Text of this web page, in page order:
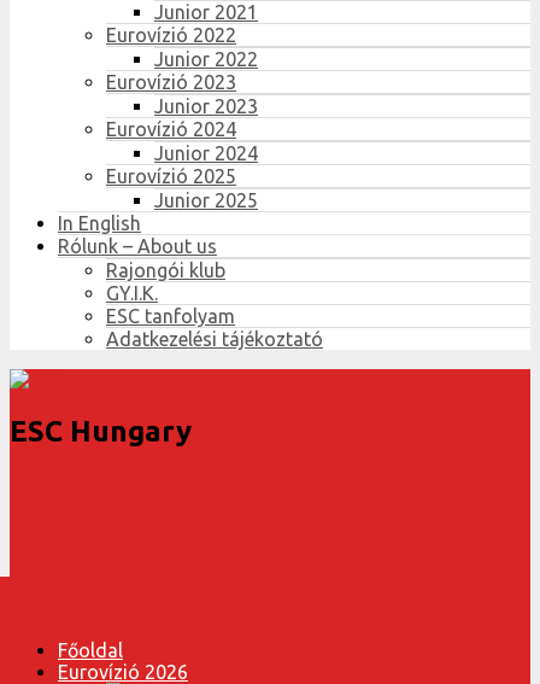
Junior 2021
Eurovízió 2022
Junior 2022
Eurovízió 2023
Junior 2023
Eurovízió 2024
Junior 2024
Eurovízió 2025
Junior 2025
In English
Rólunk – About us
Rajongói klub
GY.I.K.
ESC tanfolyam
Adatkezelési tájékoztató
ESC Hungary
Főoldal
Eurovízió 2026